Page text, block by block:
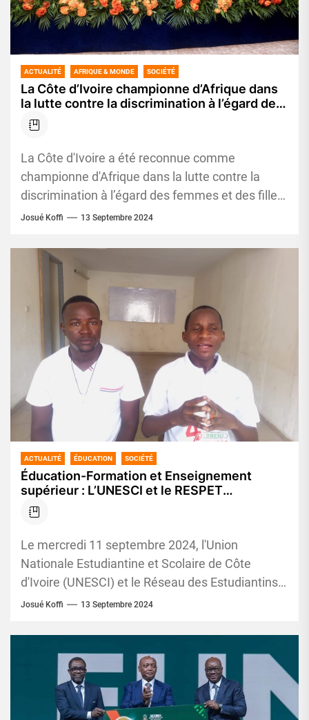
ACTUALITÉ AFRIQUE & MONDE SOCIÉTÉ
La Côte d’Ivoire championne d’Afrique dans
la lutte contre la discrimination à l’égard des
femmes et des filles selon de dernier
rapport Mondial SIGI de l’OCDE
La Côte d'Ivoire a été reconnue comme
championne d'Afrique dans la lutte contre la
discrimination à l’égard des femmes et des filles,
selon le dernier...
Josué Koffi 13 Septembre 2024
ACTUALITÉ ÉDUCATION SOCIÉTÉ
Éducation-Formation et Enseignement
supérieur : L’UNESCI et le RESPET
annoncent un meeting conjoint 18
septembre prochain
Le mercredi 11 septembre 2024, l'Union
Nationale Estudiantine et Scolaire de Côte
d'Ivoire (UNESCI) et le Réseau des Estudiantins
du Privé et de l'Enseignement Technique-
Josué Koffi 13 Septembre 2024